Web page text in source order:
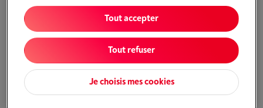
Disponibilité limitée-Voir le stock
€ 349,00
J'achète
Comparer
Je choisis mes cookies
Tout refuser
Tout accepter